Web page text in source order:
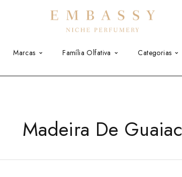
Marcas Família Olfativa Categorias
Madeira De Guaiac